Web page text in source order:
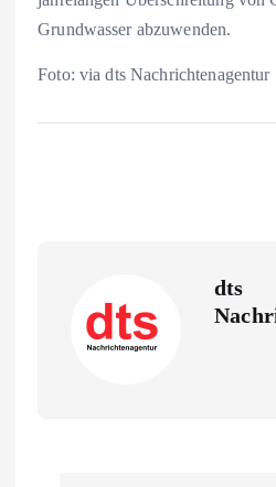
Grundwasser abzuwenden.
Foto: via dts Nachrichtenagentur
dts